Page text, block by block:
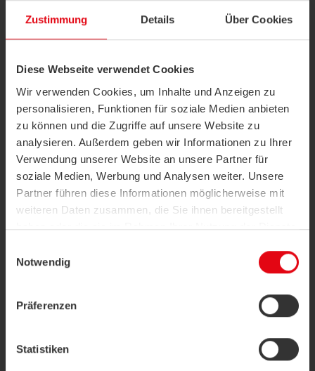
Zustimmung Details Über Cookies
Diese Webseite verwendet Cookies
Wir verwenden Cookies, um Inhalte und Anzeigen zu
personalisieren, Funktionen für soziale Medien anbieten
zu können und die Zugriffe auf unsere Website zu
analysieren. Außerdem geben wir Informationen zu Ihrer
Verwendung unserer Website an unsere Partner für
soziale Medien, Werbung und Analysen weiter. Unsere
Partner führen diese Informationen möglicherweise mit
weiteren Daten zusammen, die Sie ihnen bereitgestellt
haben oder die sie im Rahmen Ihrer Nutzung der Dienste
Notwendig
Präferenzen
Statistiken
Technische Highlights
Elegantes, flaches Design mit hochwertiger
Verarbeitung
(verfügbar in schwarz oder weiß)
Flexibilität durch unterschiedliche Ausführungen
sowie Abschaltfunktion
Erhältlich als LoRaWAN
und EasySens
(EnOcean) Funk-Variante
Bedarfsoptimierte Steuerung durch Einrichtung
unterschiedlicher Nutzungsprofile
Möglichkeit zur Anbindung an die
Gebäudeleittechnik
Change-Over-Anwendungen über
Temperatursensors
Einfache Konfiguration via Software (uConfig) oder